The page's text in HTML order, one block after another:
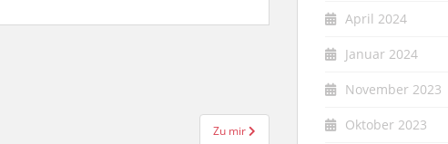
Zu mir
April 2024
Januar 2024
November 2023
Oktober 2023